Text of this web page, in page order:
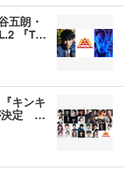
五朗・
『T…
キンキ
決定 …